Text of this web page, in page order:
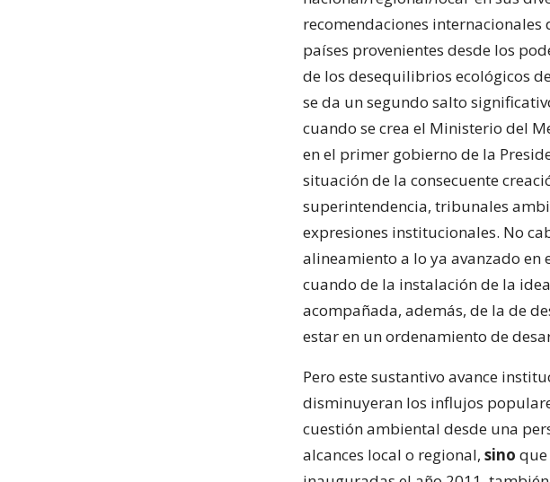
recomendaciones
países provenientes desde los
de los desequilibrios ecológicos
se da un segundo salto
cuando se crea el Ministerio del
en el primer gobierno de la
situación de la consecuente
superintendencia, tribunales
expresiones institucionales. No
alineamiento a lo ya avanzado en
cuando de la instalación de la
acompañada, además, de la de
estar en un ordenamiento de
Pero este sustantivo avance
disminuyeran los influjos
cuestión ambiental desde una
alcances local o regional, sino